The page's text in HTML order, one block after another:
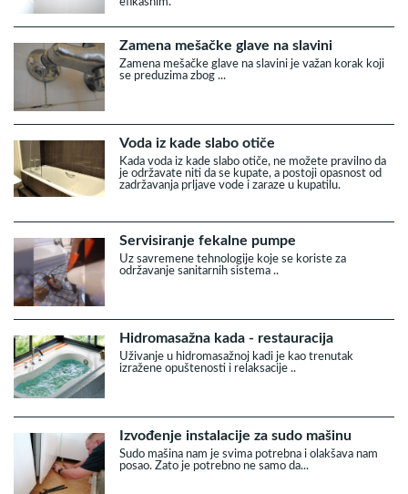
Zamena mešačke glave na slavini
Zamena mešačke glave na slavini je važan korak koji
se preduzima zbog ...
Voda iz kade slabo otiče
Kada voda iz kade slabo otiče, ne možete pravilno da
je održavate niti da se kupate, a postoji opasnost od
zadržavanja prljave vode i zaraze u kupatilu.
Servisiranje fekalne pumpe
Uz savremene tehnologije koje se koriste za
održavanje sanitarnih sistema ..
Hidromasažna kada - restauracija
Uživanje u hidromasažnoj kadi je kao trenutak
izražene opuštenosti i relaksacije ..
Izvođenje instalacije za sudo mašinu
Sudo mašina nam je svima potrebna i olakšava nam
posao. Zato je potrebno ne samo da...